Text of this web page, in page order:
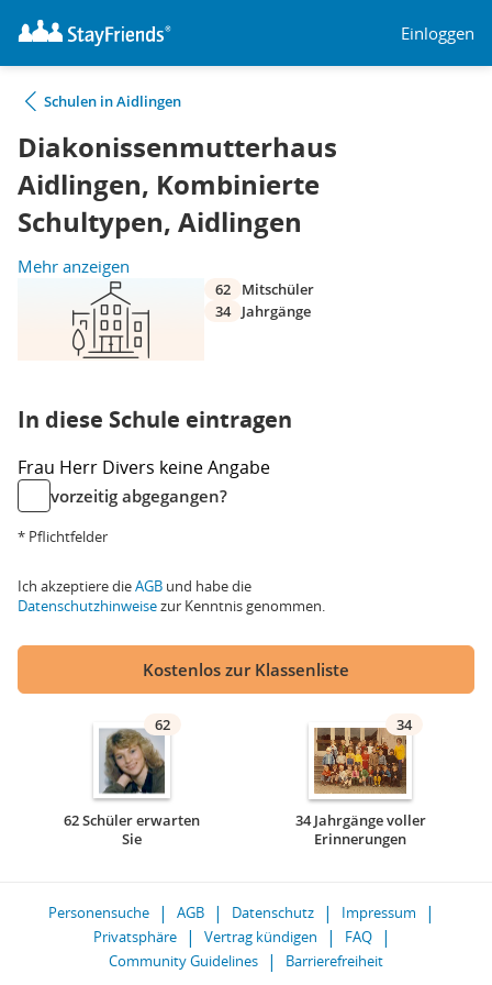
Einloggen
Schulen in Aidlingen
Diakonissenmutterhaus
Aidlingen, Kombinierte
Schultypen, Aidlingen
Mehr anzeigen
62
Mitschüler
34
Jahrgänge
In diese Schule eintragen
Frau Herr Divers keine Angabe
vorzeitig abgegangen?
* Pflichtfelder
Ich akzeptiere dieAGB und habe die
Datenschutzhinweisezur Kenntnis genommen.
Kostenlos zur Klassenliste
62
62 Schüler erwarten
Sie
34
34 Jahrgänge voller
Erinnerungen
Personensuche AGB Datenschutz
Impressum
Privatsphäre
Vertrag kündigen
FAQ
Community Guidelines
Barrierefreiheit